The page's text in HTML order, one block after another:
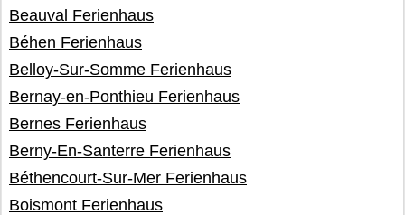
Beauval Ferienhaus
Béhen Ferienhaus
Belloy-Sur-Somme Ferienhaus
Bernay-en-Ponthieu Ferienhaus
Bernes Ferienhaus
Berny-En-Santerre Ferienhaus
Béthencourt-Sur-Mer Ferienhaus
Boismont Ferienhaus